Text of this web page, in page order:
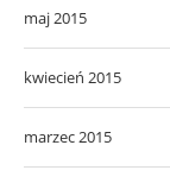
maj 2015
kwiecień 2015
marzec 2015